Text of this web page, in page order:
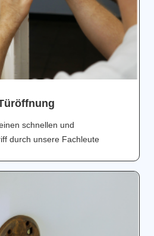
schnellen und
durch unsere Fachleute